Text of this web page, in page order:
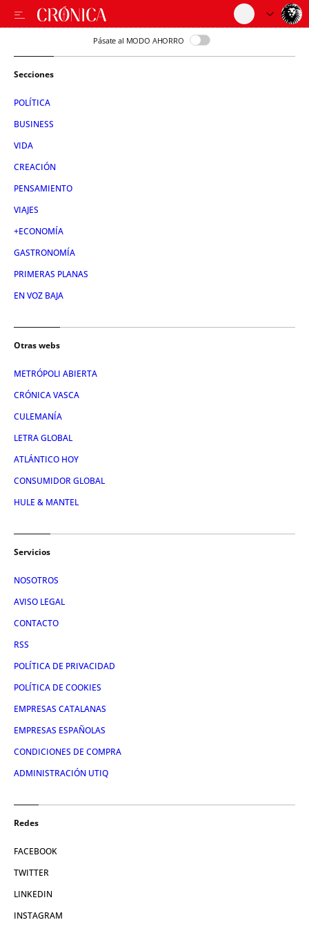
Pásate al MODO AHORRO
Secciones
POLÍTICA
BUSINESS
VIDA
CREACIÓN
PENSAMIENTO
VIAJES
+ECONOMÍA
GASTRONOMÍA
PRIMERAS PLANAS
EN VOZ BAJA
Otras webs
METRÓPOLI ABIERTA
CRÓNICA VASCA
CULEMANÍA
LETRA GLOBAL
ATLÁNTICO HOY
CONSUMIDOR GLOBAL
HULE & MANTEL
Servicios
NOSOTROS
AVISO LEGAL
CONTACTO
RSS
POLÍTICA DE PRIVACIDAD
POLÍTICA DE COOKIES
EMPRESAS CATALANAS
EMPRESAS ESPAÑOLAS
CONDICIONES DE COMPRA
ADMINISTRACIÓN UTIQ
Redes
FACEBOOK
TWITTER
LINKEDIN
INSTAGRAM